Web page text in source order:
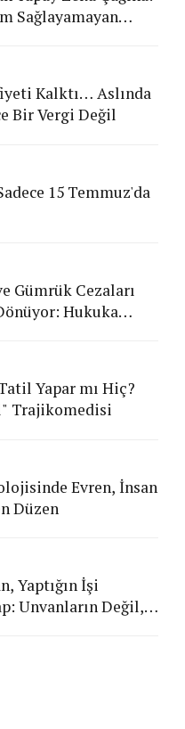
Sağlayamayan
Kalktı… Aslında
Bir Vergi Değil
15 Temmuz'da
Gümrük Cezaları
Hukuka
Yapar mı Hiç?
Trajikomedisi
Evren, İnsan
Düzen
Yaptığın İşi
Unvanların Değil,